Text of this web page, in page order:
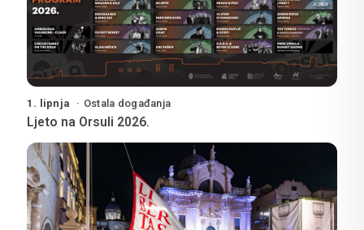
1. lipnja Ostala događanja
Ljeto na Orsuli 2026.